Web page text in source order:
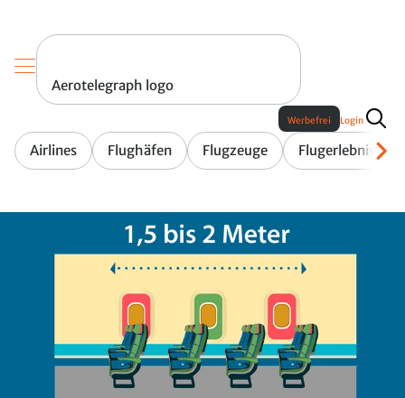
Aerotelegraph logo
Airlines Flughäfen Flugzeuge Flugerlebnis
Werbefrei Login